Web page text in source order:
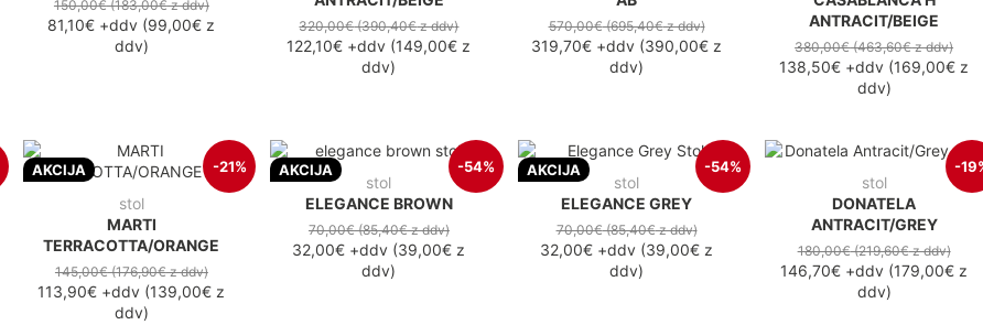
150,00€(183,00€z ddv)
81,10€ +ddv (99,00€ z
ddv)
320,00€(390,40€z ddv)
122,10€ +ddv (149,00€ z
ddv)
570,00€(695,40€z ddv)
319,70€ +ddv (390,00€ z
ddv)
ANTRACIT/BEIGE
380,00€(463,60€z ddv)
138,50€ +ddv (169,00€ z
ddv)
AKCIJA -21%
stol
MARTI
TERRACOTTA/ORANGE
145,00€(176,90€z ddv)
113,90€ +ddv (139,00€ z
ddv)
AKCIJA -54%
stol
ELEGANCE BROWN
70,00€(85,40€z ddv)
32,00€ +ddv (39,00€ z
ddv)
AKCIJA -54%
stol
ELEGANCE GREY
70,00€(85,40€z ddv)
32,00€ +ddv (39,00€ z
ddv)
-
stol
DONATELA
ANTRACIT/GREY
180,00€(219,60€z ddv)
146,70€ +ddv (179,00€ z
ddv)